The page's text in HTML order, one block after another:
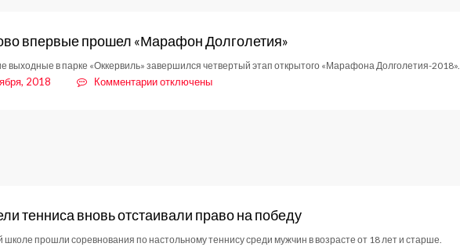
впервые прошел «Марафон Долголетия»
выходные в парке «Оккервиль» завершился четвертый этап открытого «Марафона Долголетия-2018».
2018 Комментариикотключены
тенниса вновь отстаивали право на победу
школе прошли соревнования по настольному теннису среди мужчин в возрасте от 18 лет и старше.